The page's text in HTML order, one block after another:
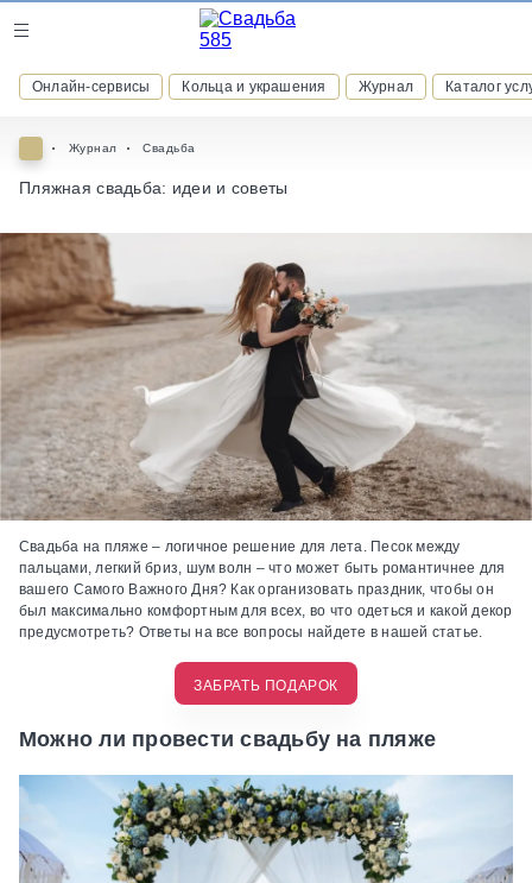
Онлайн-сервисы Кольца и украшения Журнал Каталог
присоединяйтесь к закрытому сообществу и получайте
скидки и бонусы за участие
РЕГИСТРАЦИЯ
Журнал Свадьба
Пляжная свадьба: идеи и советы
Свадьба на пляже – логичное решение для лета. Песок между
пальцами, легкий бриз, шум волн – что может быть романтичнее для
вашего Самого Важного Дня? Как организовать праздник, чтобы он
был максимально комфортным для всех, во что одеться и какой декор
предусмотреть? Ответы на все вопросы найдете в нашей статье.
ЗАБРАТЬ ПОДАРОК
Можно ли провести свадьбу на пляже